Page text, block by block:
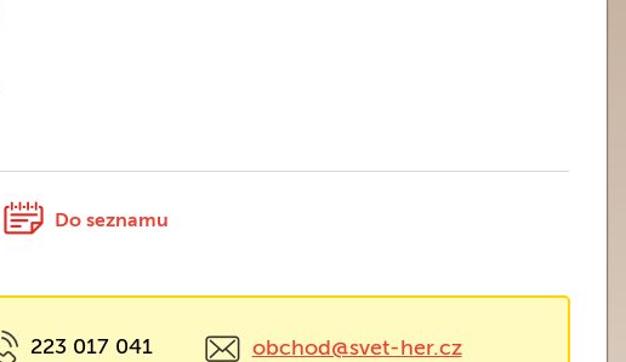
Do seznamu
223 017 041 obchod@svet-her.cz